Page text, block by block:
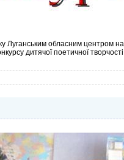
Луганським обласним центром
дитячої поетичної